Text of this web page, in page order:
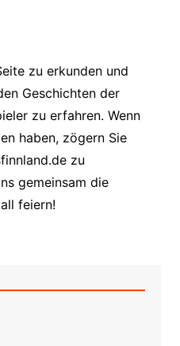
zu erkunden und
Geschichten der
zu erfahren. Wenn
haben, zögern Sie
zu
gemeinsam die
feiern!